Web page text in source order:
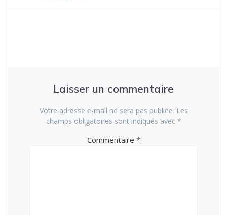
Laisser un commentaire
Votre adresse e-mail ne sera pas publiée. Les
champs obligatoires sont indiqués avec *
Commentaire *